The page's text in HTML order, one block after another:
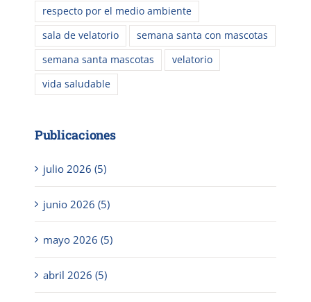
respecto por el medio ambiente
sala de velatorio
semana santa con mascotas
semana santa mascotas
velatorio
vida saludable
Publicaciones
julio 2026 (5)
junio 2026 (5)
mayo 2026 (5)
abril 2026 (5)